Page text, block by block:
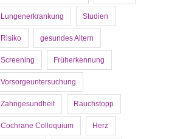
Lungenerkrankung Studien
Risiko gesundes Altern
Screening Früherkennung
Vorsorgeuntersuchung
Zahngesundheit Rauchstopp
Cochrane Colloquium Herz